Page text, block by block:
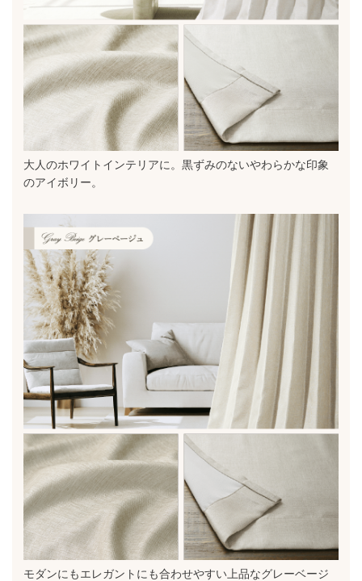
大人のホワイトインテリアに。黒ずみのないやわらかな印象
のアイボリー。
モダンにもエレガントにも合わせやすい上品なグレーベージ